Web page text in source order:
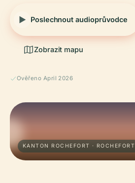
Poslechnout audioprůvodce
Zobrazit mapu
Ověřeno April 2026
KANTON ROCHEFORT · ROCHEFORT